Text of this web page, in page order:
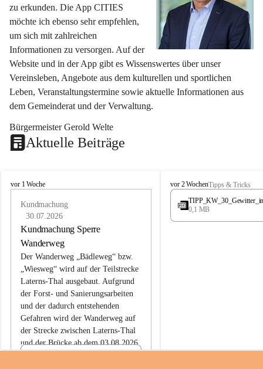
zu erkunden. Die App CITIES
möchte ich ebenso sehr empfehlen,
um sich mit zahlreichen
Informationen zu versorgen. Auf der
Website und in der App gibt es Wissenswertes über unser
Vereinsleben, Angebote aus dem kulturellen und sportlichen
Leben, Veranstaltungstermine sowie aktuelle Informationen aus
dem Gemeinderat und der Verwaltung.
Bürgermeister Gerold Welte
Aktuelle Beiträge
L
vor 1 Woche
Kundmachung
30.07.2026
Kundmachung Sperre
Wanderweg
Der Wanderweg „Bädleweg“ bzw.
„Wiesweg“ wird auf der Teilstrecke
Laterns-Thal ausgebaut. Aufgrund
der Forst- und Sanierungsarbeiten
und der dadurch entstehenden
Gefahren wird der Wanderweg auf
der Strecke zwischen Laterns-Thal
und der Brücke ab dem 03.08.2026
L
a
e
vor 2 WochenTipps & Tricks
0,1 MB